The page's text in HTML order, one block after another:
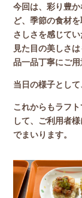
今回は、彩り豊
ど、季節の食材
さしさを感じてい
見た目の美しさ
品一品丁寧にご用
当日の様子とし
これからもラフ
して、ご利用者
でまいります。